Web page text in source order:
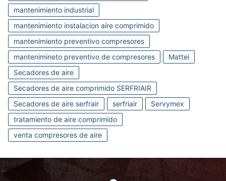
mantenimiento industrial
mantenimiento instalacion aire comprimido
mantenimiento preventivo compresores
mantenimineto preventivo de compresores
Mattei
Secadores de aire
Secadores de aire comprimido SERFRIAIR
Secadores de aire serfrair
serfriair
Servymex
tratamiento de aire comprimido
venta compresores de aire